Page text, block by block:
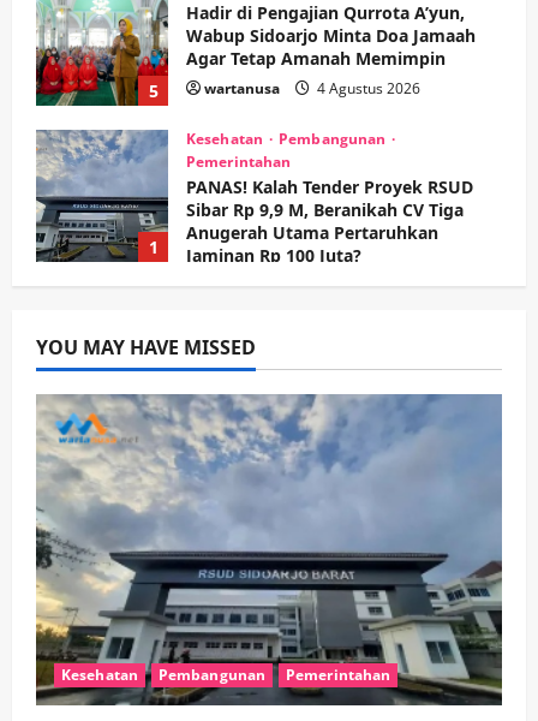
5
Hadir di Pengajian Qurrota A’yun,
Wabup Sidoarjo Minta Doa Jamaah
Agar Tetap Amanah Memimpin
wartanusa 4 Agustus 2026
1
Kesehatan
Pembangunan
Pemerintahan
PANAS! Kalah Tender Proyek RSUD
Sibar Rp 9,9 M, Beranikah CV Tiga
Anugerah Utama Pertaruhkan
Jaminan Rp 100 Juta?
wartanusa 5 Agustus 2026
2
PWI dan Sapma PP Sidoarjo
Memanaskan Mesin Menuju Piala
Soccer
wartanusa 5 Agustus 2026
3
Ekonomi Hiburan Pemerintahan
HOT NEWS: Ribuan Warga Wage
Tumplek Blek di Bazar Rakyat Jalan
Jambu, Borong Kuliner UMKM Sambil
Nonton Jaranan!
wartanusa 4 Agustus 2026
Keagamaan Pemerintahan
Pemkab Sidoarjo & Muhammadiyah
Sinergi Permudah Perizinan, Wakaf,
hingga Hibah
YOU MAY HAVE MISSED
Kesehatan Pembangunan Pemerintahan